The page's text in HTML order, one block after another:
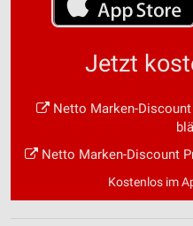
Jetzt
Netto Marken-
Netto Marken-Discount
Kostenlos im